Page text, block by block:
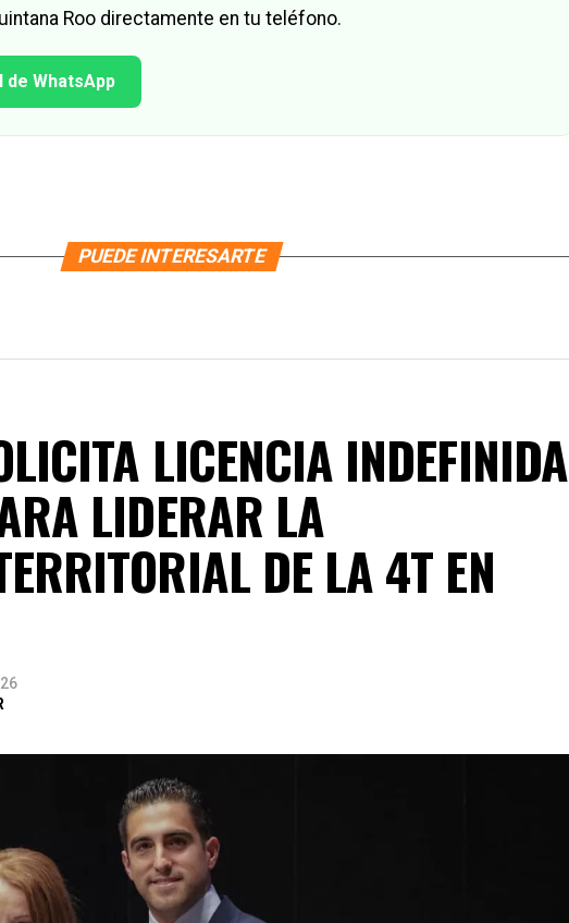
Roo directamente en tu teléfono.
de WhatsApp
PUEDE INTERESARTE
LICENCIA INDEFINIDA
LIDERAR LA
DE LA 4T EN